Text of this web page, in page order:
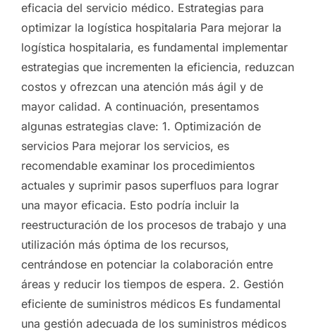
eficacia del servicio médico. Estrategias para
optimizar la logística hospitalaria Para mejorar la
logística hospitalaria, es fundamental implementar
estrategias que incrementen la eficiencia, reduzcan
costos y ofrezcan una atención más ágil y de
mayor calidad. A continuación, presentamos
algunas estrategias clave: 1. Optimización de
servicios Para mejorar los servicios, es
recomendable examinar los procedimientos
actuales y suprimir pasos superfluos para lograr
una mayor eficacia. Esto podría incluir la
reestructuración de los procesos de trabajo y una
utilización más óptima de los recursos,
centrándose en potenciar la colaboración entre
áreas y reducir los tiempos de espera. 2. Gestión
eficiente de suministros médicos Es fundamental
una gestión adecuada de los suministros médicos